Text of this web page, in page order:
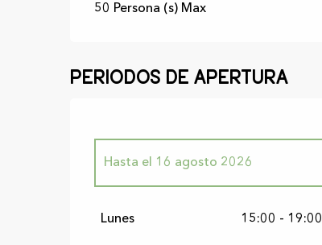
50 Persona (s) Max
Periodos de apertura
Hasta el 16 agosto 2026
Lunes 15:00 - 19:00